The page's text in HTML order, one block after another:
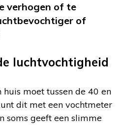
verhogen of te
of
luchtvochtigheid
moet tussen de 40 en
dit met een vochtmeter
soms geeft een slimme